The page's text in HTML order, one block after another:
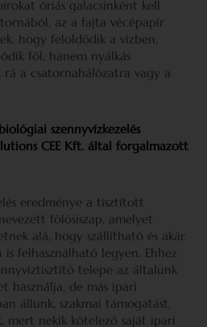
óriás galacsinként kell
az a fajta vécépapír
hogy feloldódik a vízben,
föl, hanem nyálkás
a csatornahálózatra vagy a
szennyvízkezelés
CEE Kft. által forgalmazott
eredménye a tisztított
fölösiszap, amelyet
alá, hogy szállítható és akár
is felhasználható legyen. Ehhez
telepe az általunk
használja, de más ipari
állunk, szakmai támogatást,
mert nekik kötelező saját ipari